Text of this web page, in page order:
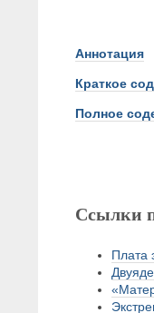
Аннотация
Краткое
Полное
Ссылки
Плата